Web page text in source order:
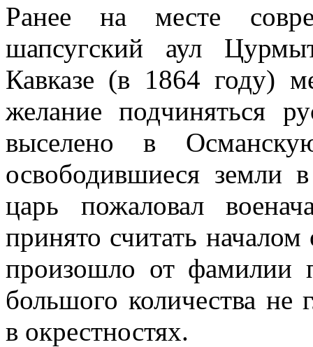
Ранее на месте
шапсугский аул
Кавказе (в 1864 году)
желание подчиняться
выселено в
освободившиеся земли
царь пожаловал
принято считать началом
произошло от фамилии
большого количества
в окрестностях.